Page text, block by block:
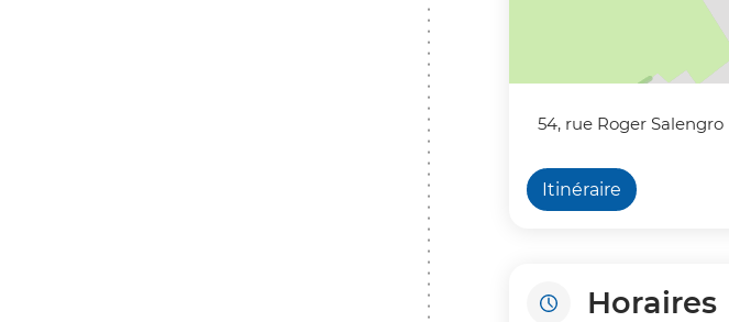
54, rue Roger Salengro
Itinéraire
Horaires